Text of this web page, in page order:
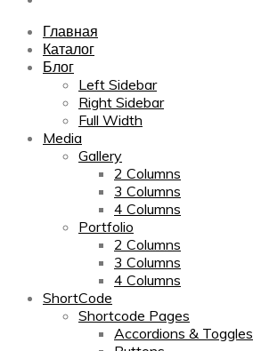
Главная
Каталог
Блог
Left Sidebar
Right Sidebar
Full Width
Media
Gallery
2 Columns
3 Columns
4 Columns
Portfolio
2 Columns
3 Columns
4 Columns
ShortCode
Shortcode Pages
Accordions & Toggles